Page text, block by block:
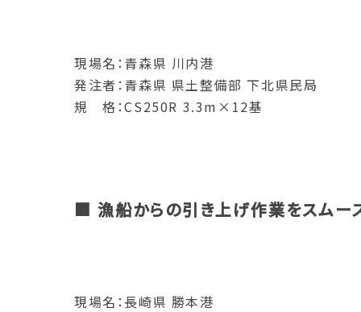
現場名：青森県 川内港
発注者：青森県 県土整備部 下北県民局
規 格：CS250R 3.3m×12基
■ 漁船からの引き上げ作業をスム
現場名：長崎県 勝本港